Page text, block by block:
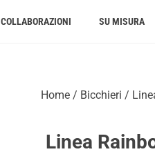
COLLABORAZIONI SU MISURA
Home / Bicchieri /
Linea